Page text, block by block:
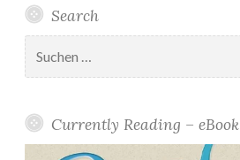
Search
nach:
Currently Reading – eBook